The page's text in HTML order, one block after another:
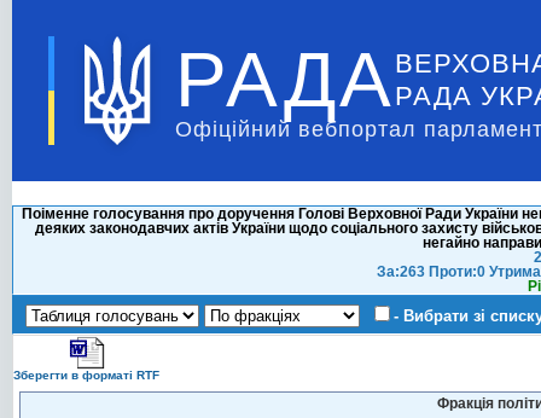
РАДА РАДА
Офіційний вебпортал
Поіменне голосування про доручення Голові Верховної Ради України
деяких законодавчих актів України щодо соціального захисту
негайно
За:263 Проти:0
- Вибрати зі
Зберегти в форматі RTF
Фракція